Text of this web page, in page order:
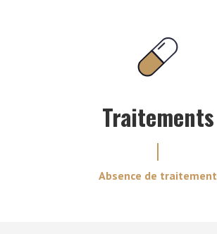
Traitements
Absence de traitement